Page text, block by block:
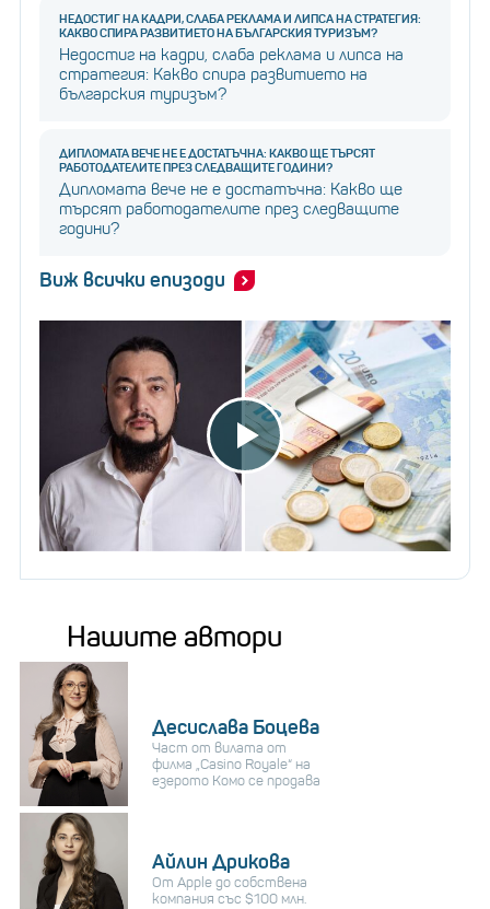
НЕДОСТИГ НА КАДРИ, СЛАБА РЕКЛАМА И ЛИПСА НА СТРАТЕГИЯ:
КАКВО СПИРА РАЗВИТИЕТО НА БЪЛГАРСКИЯ ТУРИЗЪМ?
Недостиг на кадри, слаба реклама и липса на
стратегия: Какво спира развитието на
българския туризъм?
ДИПЛОМАТА ВЕЧЕ НЕ Е ДОСТАТЪЧНА: КАКВО ЩЕ ТЪРСЯТ
РАБОТОДАТЕЛИТЕ ПРЕЗ СЛЕДВАЩИТЕ ГОДИНИ?
Дипломата вече не е достатъчна: Какво ще
търсят работодателите през следващите
години?
Виж всички епизоди
Нашите автори
Десислава Боцева
Част от вилата от
филма „Casino Royale“ на
езерото Комо се продава
Айлин Дрикова
От Apple до собствена
компания със $100 млн.